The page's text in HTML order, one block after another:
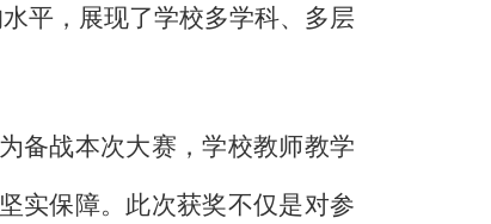
平，展现了学校多学科、多层
备战本次大赛，学校教师教学
实保障。此次获奖不仅是对参